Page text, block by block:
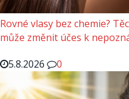
Rovné vlasy bez chemie?
může změnit účes k
5.8.2026
0